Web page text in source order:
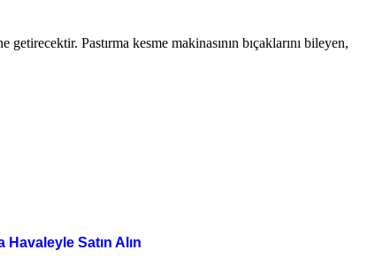
Pastırma kesme makinasının bıçaklarını bileyen,
Satın Alın